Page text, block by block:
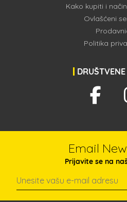
Kako kupiti i
Ovlašćeni
Politika
Email
Prijavite se na